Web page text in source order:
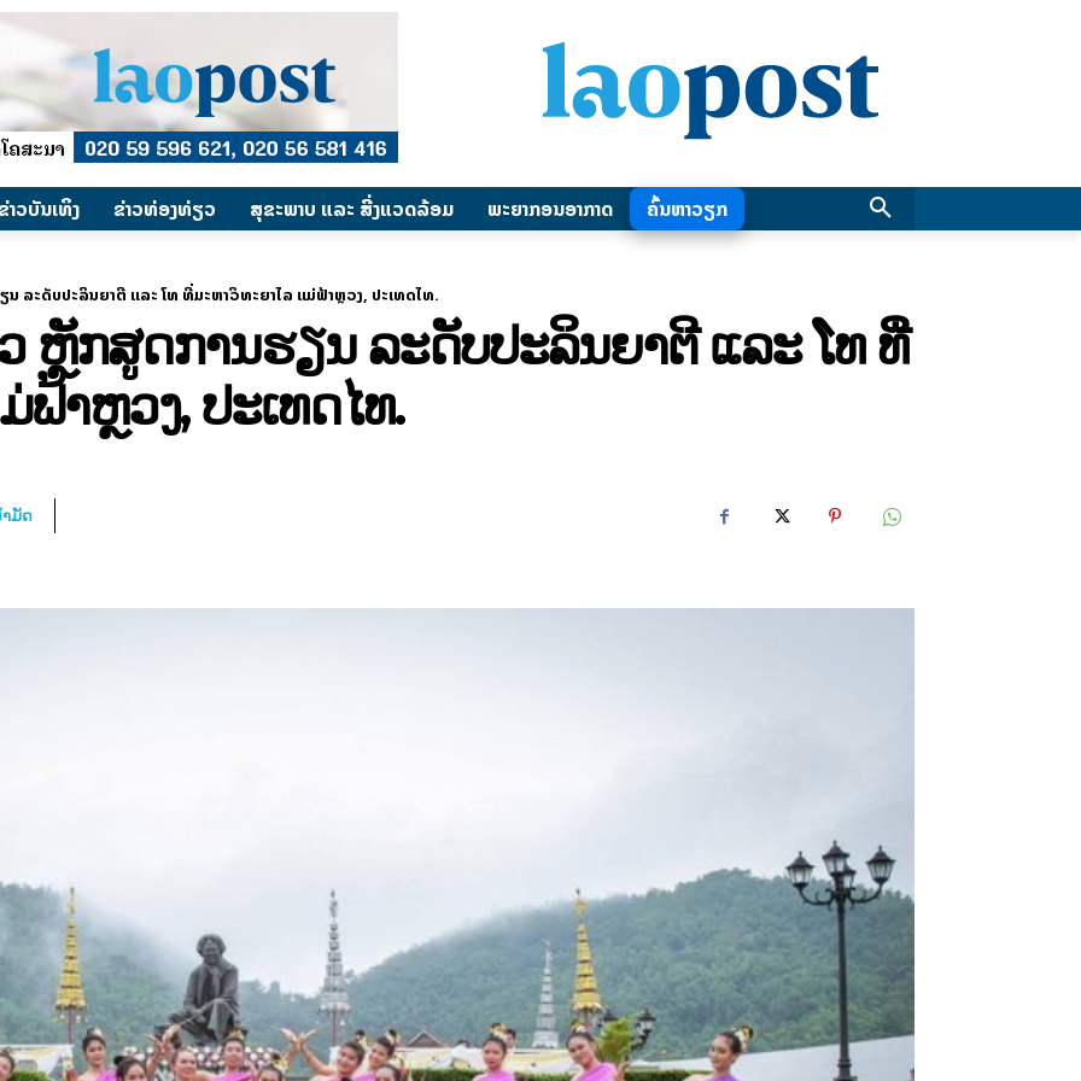
າວບັນເທິງ ​ຂ່າວທ່ອງທ່ຽວ ສຸຂະພາບ ແລະ ສີ່ງແວດລ້ອມ ພະຍາກອນອາກາດ ຄົ້ນຫາວຽກ
ລະດັບປະລິນຍາຕີ ແລະ ໂທ ທີ່ມະຫາວິທະຍາໄລ ແມ່ຟ້າຫຼວງ, ປະເທດໄທ.
ຫຼັກສູດການຮຽນ ລະດັບປະລິນຍາຕີ ແລະ ໂທ ທີ່
າຫຼວງ, ປະເທດໄທ.
ມັດ